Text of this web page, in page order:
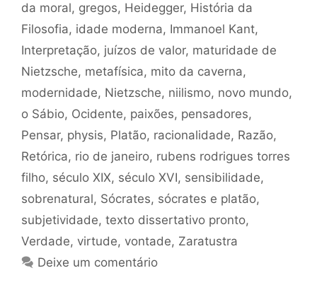
da moral, gregos, Heidegger, História da
Filosofia, idade moderna, Immanoel Kant,
Interpretação, juízos de valor, maturidade de
Nietzsche, metafísica, mito da caverna,
modernidade, Nietzsche, niilismo, novo mundo,
o Sábio, Ocidente, paixões, pensadores,
Pensar, physis, Platão, racionalidade, Razão,
Retórica, rio de janeiro, rubens rodrigues torres
filho, século XIX, século XVI, sensibilidade,
sobrenatural, Sócrates, sócrates e platão,
subjetividade, texto dissertativo pronto,
Verdade, virtude, vontade, Zaratustra
Deixe um comentário